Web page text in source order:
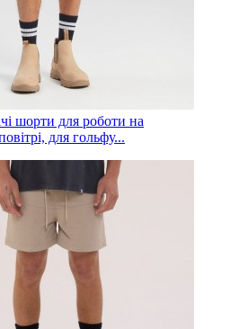
шорти для роботи на
для гольфу...